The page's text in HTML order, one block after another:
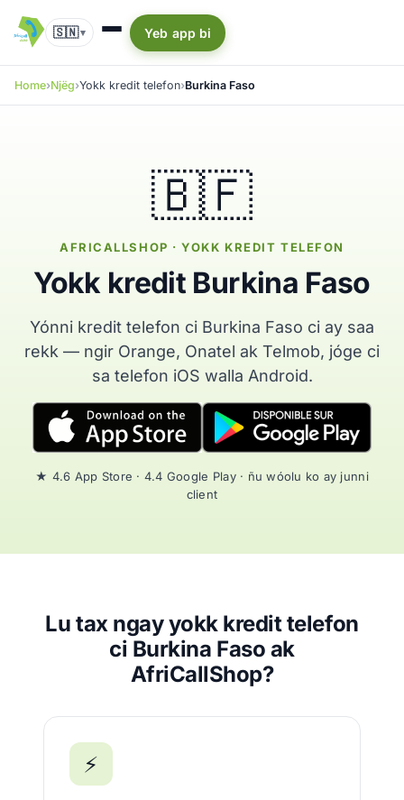
🇸🇳▾ Yeb app bi
Home Njëg Yokk kredit telefon Burkina Faso
🇧🇫
AFRICALLSHOP · YOKK KREDIT TELEFON
Yokk kredit Burkina Faso
Yónni kredit telefon ci Burkina Faso ci ay saa
rekk — ngir Orange, Onatel ak Telmob, jóge ci
sa telefon iOS walla Android.
★ 4.6 App Store · 4.4 Google Play · ñu wóolu ko ay junni
client
Lu tax ngay yokk kredit telefon
ci Burkina Faso ak
AfriCallShop?
⚡